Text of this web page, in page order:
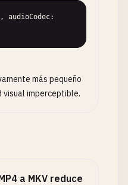
audioCodec:
más pequeño
visual imperceptible.
a MKV reduce